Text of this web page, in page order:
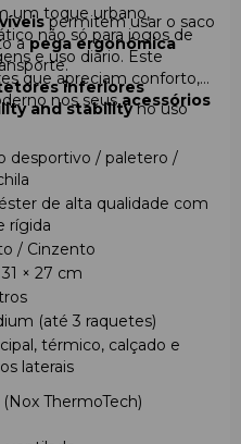
permitem usar o saco
apega ergonómica
inferiores
and stabilityno uso
um toque urbano,
não só para jogos de
padel, mas também para viagens e uso diário. Este
que apreciam conforto,
nos seusacessórios
desportivo / paletero /
de alta qualidade com
rígida
/ Cinzento
31 × 27 cm
(até 3 raquetes)
térmico, calçado e
laterais
ThermoTech)